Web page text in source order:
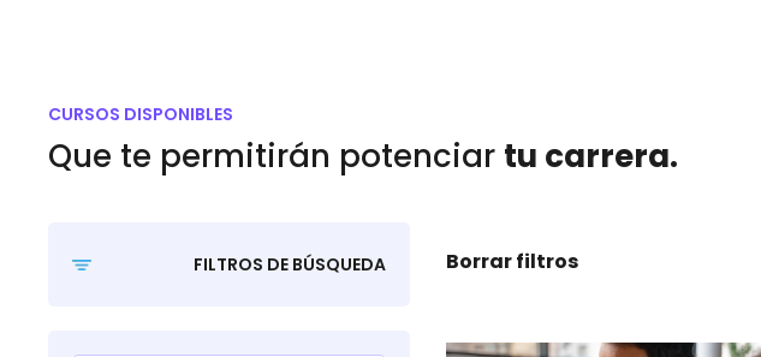
CURSOS DISPONIBLES
Que te permitirán potenciar tu carrera.
FILTROS DE BÚSQUEDA Borrar filtros